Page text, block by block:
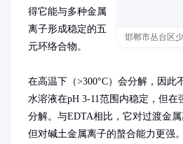
邯郸市丛台区
得它能与多种金属
离子形成稳定的五
元环络合物。
在高温下（>300°C）会分解，因此
水溶液在pH 3-11范围内稳定，但
分解。与EDTA相比，它对过渡金属
但对碱土金属离子的螯合能力更强。